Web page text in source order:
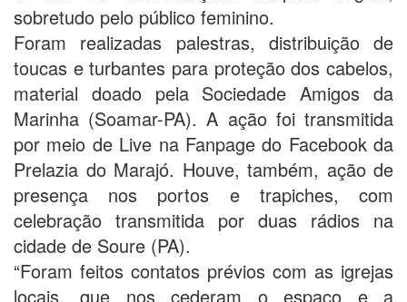
sobretudo pelo público feminino.
Foram realizadas palestras, distribuição de
toucas e turbantes para proteção dos cabelos,
material doado pela Sociedade Amigos da
Marinha (Soamar-PA). A ação foi transmitida
por meio de Live na Fanpage do Facebook da
Prelazia do Marajó. Houve, também, ação de
presença nos portos e trapiches, com
celebração transmitida por duas rádios na
cidade de Soure (PA).
“Foram feitos contatos prévios com as igrejas
locais, que nos cederam o espaço e a